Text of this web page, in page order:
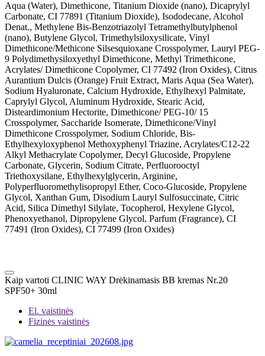
Aqua (Water), Dimethicone, Titanium Dioxide (nano), Dicaprylyl
Carbonate, CI 77891 (Titanium Dioxide), Isododecane, Alcohol
Denat., Methylene Bis-Benzotriazolyl Tetramethylbutylphenol
(nano), Butylene Glycol, Trimethylsiloxysilicate, Vinyl
Dimethicone/Methicone Silsesquioxane Crosspolymer, Lauryl PEG-
9 Polydimethysiloxyethyl Dimethicone, Methyl Trimethicone,
Acrylates/ Dimethicone Copolymer, CI 77492 (Iron Oxides), Citrus
Aurantium Dulcis (Orange) Fruit Extract, Maris Aqua (Sea Water),
Sodium Hyaluronate, Calcium Hydroxide, Ethylhexyl Palmitate,
Caprylyl Glycol, Aluminum Hydroxide, Stearic Acid,
Disteardimonium Hectorite, Dimethicone/ PEG-10/ 15
Crosspolymer, Saccharide Isomerate, Dimethicone/Vinyl
Dimethicone Crosspolymer, Sodium Chloride, Bis-
Ethylhexyloxyphenol Methoxyphenyl Triazine, Acrylates/C12-22
Alkyl Methacrylate Copolymer, Decyl Glucoside, Propylene
Carbonate, Glycerin, Sodium Citrate, Perfluorooctyl
Triethoxysilane, Ethylhexylglycerin, Arginine,
Polyperfluoromethylisopropyl Ether, Coco-Glucoside, Propylene
Glycol, Xanthan Gum, Disodium Lauryl Sulfosuccinate, Citric
Acid, Silica Dimethyl Silylate, Tocopherol, Hexylene Glycol,
Phenoxyethanol, Dipropylene Glycol, Parfum (Fragrance), CI
77491 (Iron Oxides), CI 77499 (Iron Oxides)
Kaip vartoti CLINIC WAY Drėkinamasis BB kremas Nr.20
SPF50+ 30ml
El. vaistinės
Fizinės vaistinės